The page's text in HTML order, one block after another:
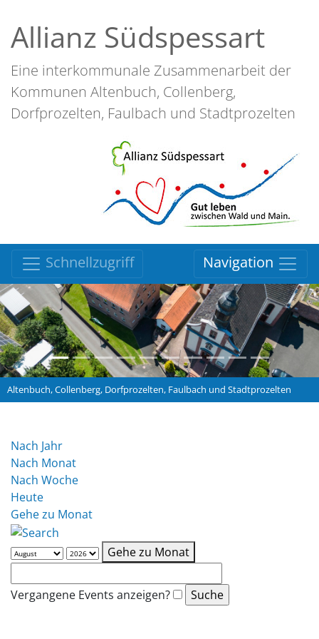
Allianz Südspessart
Eine interkommunale Zusammenarbeit der
Kommunen Altenbuch, Collenberg,
Dorfprozelten, Faulbach und Stadtprozelten
Schnellzugriff Navigation
Altenbuch, Collenberg, Dorfprozelten, Faulbach und Stadtprozelten
Nach Jahr
Nach Monat
Nach Woche
Heute
Gehe zu Monat
Gehe zu Monat
Vergangene Events anzeigen?